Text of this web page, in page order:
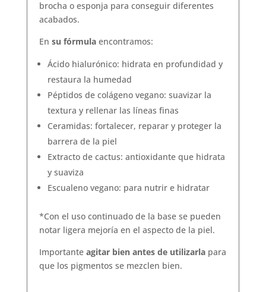
brocha o esponja para conseguir diferentes
acabados.
En su fórmulaencontramos:
Ácido hialurónico: hidrata en profundidad y
restaura la humedad
Péptidos de colágeno vegano: suavizar la
textura y rellenar las líneas finas
Ceramidas: fortalecer, reparar y proteger la
barrera de la piel
Extracto de cactus: antioxidante que hidrata
y suaviza
Escualeno vegano: para nutrir e hidratar
*Con el uso continuado de la base se pueden
notar ligera mejoría en el aspecto de la piel.
Importante agitar bien antes de utilizarlapara
que los pigmentos se mezclen bien.